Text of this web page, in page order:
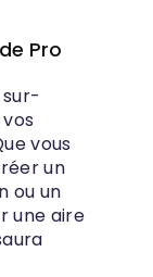
Pro
vous
un
ou un
une aire